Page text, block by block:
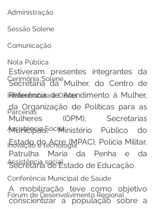
Administração
Sessão Solene
Comunicação
Nota Pública
Cerimônia Solene
Infraestrutura e Obras
Parcerias
Assistência Social
Inovação e tecnologia
Assistência social
Conferência Municipal de Saúde
Fórum de Desenvolvimento Regional
Estiveram presentes integrantes da
Secretaria da Mulher, do Centro de
Referência de Atendimento à Mulher,
da Organização de Políticas para as
Mulheres (OPM), Secretarias
Municipais, Ministério Público do
Estado do Acre (MPAC), Polícia Militar,
Patrulha Maria da Penha e da
Secretaria de Estado de Educação.
A mobilização teve como objetivo
conscientizar a população sobre a